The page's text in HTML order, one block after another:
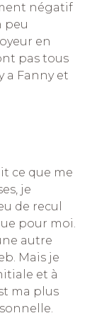
négatif
peu
en
pas tous
a Fanny et
ce que me
je
de recul
pour moi.
autre
Mais je
et à
ma plus